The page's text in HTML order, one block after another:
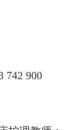
742 900